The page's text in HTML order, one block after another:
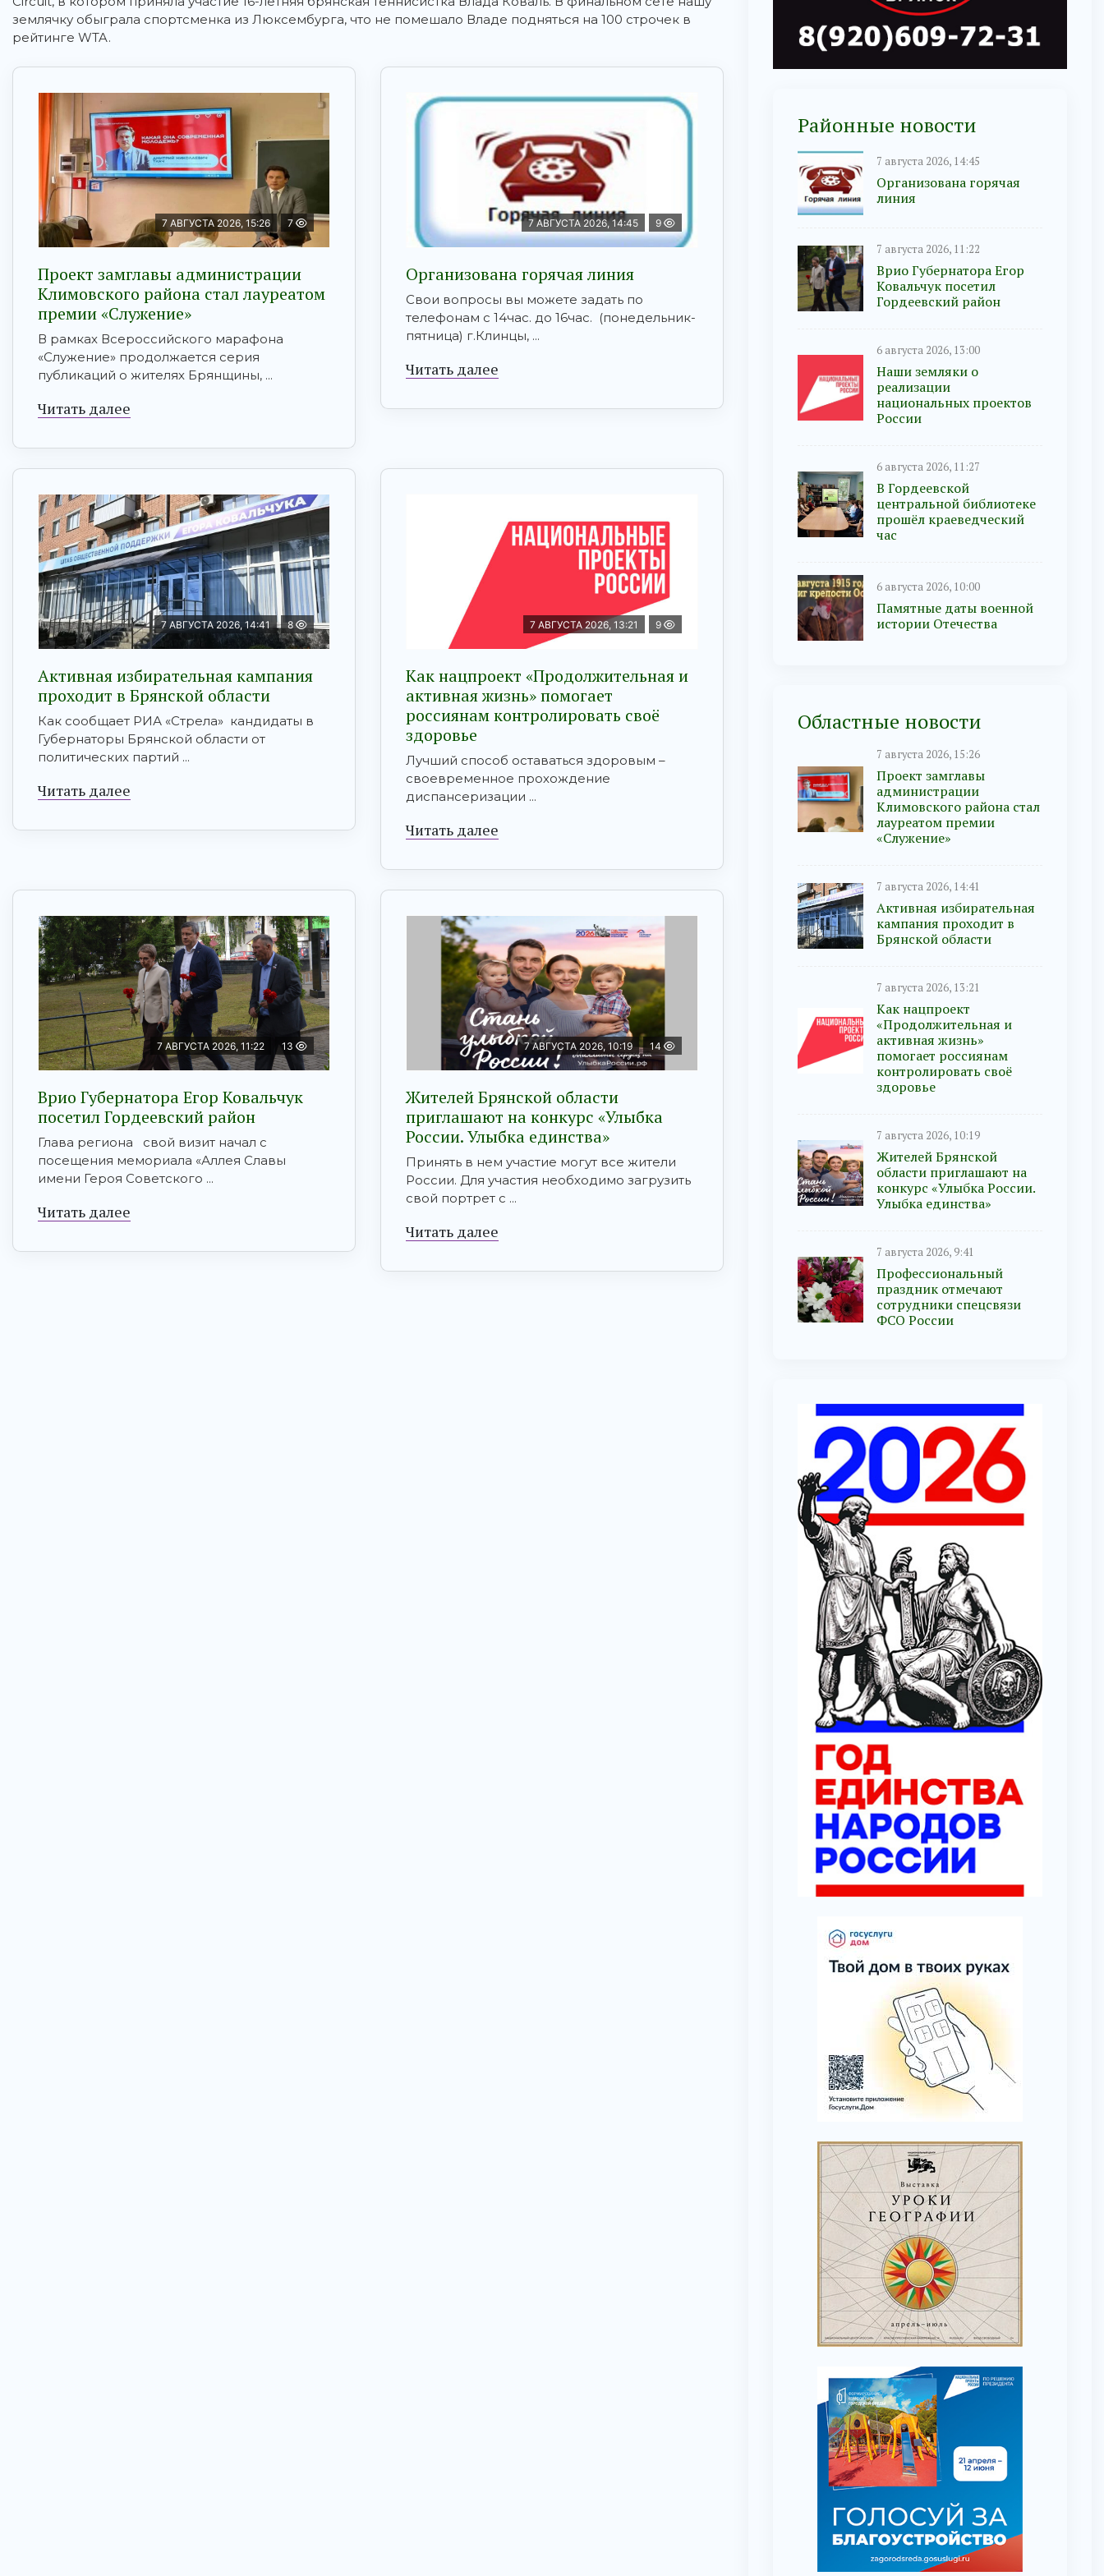
землячку обыграла спортсменка из Люксембурга, что не помешало Владе подняться на 100 строчек в
рейтинге WTA.
7 АВГУСТА 2026, 15:26 7
Проект замглавы администрации
Климовского района стал лауреатом
премии «Служение»
В рамках Всероссийского марафона
«Служение» продолжается серия
публикаций о жителях Брянщины, ...
Читать далее
7 АВГУСТА 2026, 14:45 9
Организована горячая линия
Свои вопросы вы можете задать по
телефонам с 14час. до 16час. (понедельник-
пятница) г.Клинцы, ...
Читать далее
7 АВГУСТА 2026, 14:41 8
Активная избирательная кампания
проходит в Брянской области
Как сообщает РИА «Стрела» кандидаты в
Губернаторы Брянской области от
политических партий ...
Читать далее
7 АВГУСТА 2026, 13:21 9
Как нацпроект «Продолжительная и
активная жизнь» помогает
россиянам контролировать своё
здоровье
Лучший способ оставаться здоровым –
своевременное прохождение
диспансеризации ...
Читать далее
7 АВГУСТА 2026, 11:22 13
Врио Губернатора Егор Ковальчук
посетил Гордеевский район
Глава региона свой визит начал с
посещения мемориала «Аллея Славы
имени Героя Советского ...
Читать далее
7 АВГУСТА 2026, 10:19 14
Жителей Брянской области
приглашают на конкурс «Улыбка
России. Улыбка единства»
Принять в нем участие могут все жители
России. Для участия необходимо загрузить
свой портрет с ...
Читать далее
Районные новости
7 августа 2026, 14:45
Организована горячая
линия
7 августа 2026, 11:22
Врио Губернатора Егор
Ковальчук посетил
Гордеевский район
6 августа 2026, 13:00
Наши земляки о
реализации
национальных проектов
России
6 августа 2026, 11:27
В Гордеевской
центральной библиотеке
прошёл краеведческий
час
6 августа 2026, 10:00
Памятные даты военной
истории Отечества
Областные новости
7 августа 2026, 15:26
Проект замглавы
администрации
Климовского района стал
лауреатом премии
«Служение»
7 августа 2026, 14:41
Активная избирательная
кампания проходит в
Брянской области
7 августа 2026, 13:21
Как нацпроект
«Продолжительная и
активная жизнь»
помогает россиянам
контролировать своё
здоровье
7 августа 2026, 10:19
Жителей Брянской
области приглашают на
конкурс «Улыбка России.
Улыбка единства»
7 августа 2026, 9:41
Профессиональный
праздник отмечают
сотрудники спецсвязи
ФСО России